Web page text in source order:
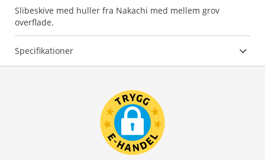
Slibeskive med huller fra Nakachi med mellem grov
overflade.
Specifikationer